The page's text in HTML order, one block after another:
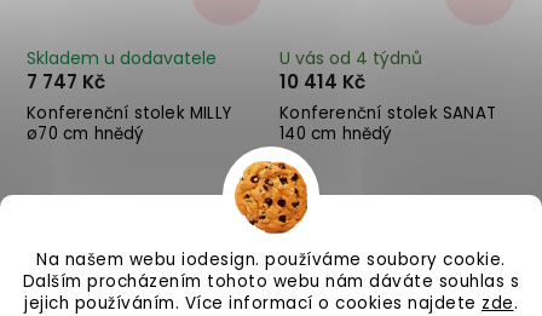
Na našem webu iodesign. používáme soubory cookie.
Dalším procházením tohoto webu nám dáváte souhlas s
jejich používáním. Více informací o cookies najdete zde.
Konferenční stolek MILLY
ø70 cm hnědý
Skladem u dodavatele
7 747 Kč
Konferenční stolek SANAT
140 cm hnědý
U vás od 4 týdnů
10 414 Kč